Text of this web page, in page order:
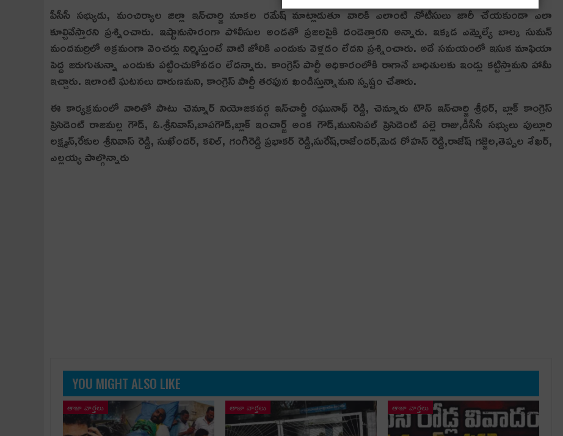
పీసీసీ స‌భ్యుడు, మంచిర్యాల జిల్లా ఇన్‌చార్జి నూక‌ల రమేష్ మాట్లాడుతూ వారికి ఎలాంటి నోటీసులు జారీ చేయ‌కుండా ఎలా
కూల్చివేస్తార‌ని ప్ర‌శ్నించారు. ఇష్టానుసారంగా పోలీసుల అండతో ప్ర‌జ‌ల‌పైకి దండెత్తార‌ని అన్నారు. ఇక్క‌డ ఎమ్మెల్యే బాల్క సుమ‌న్
మంద‌మ‌ర్రిలో అక్ర‌మంగా వెంచ‌ర్లు నిర్మిస్తుంటే వాటి జోలికి ఎందుకు వెళ్ల‌డం లేద‌ని ప్ర‌శ్నించారు. అదే స‌మ‌యంలో ఇసుక మాఫియా
పెద్ద జ‌రుగుతున్నా ఎందుకు ప‌ట్టించుకోవ‌డం లేద‌న్నారు. కాంగ్రెస్ పార్టీ అధికారంలోకి రాగానే బాధితుల‌కు ఇండ్లు క‌ట్టిస్తామ‌ని హామీ
ఇచ్చారు. ఇలాంటి ఘ‌ట‌న‌లు దారుణ‌మ‌ని, కాంగ్రెస్ పార్టీ త‌ర‌ఫున ఖండిస్తున్నామ‌ని స్ప‌ష్టం చేశారు.
ఈ కార్య‌క్ర‌మంలో వారితో పాటు చెన్నూర్ నియోజ‌క‌వ‌ర్గ ఇన్‌చార్జీ రఘునాథ్‌ రెడ్డి, చెన్నూరు టౌన్ ఇన్‌చార్జి శ్రీధర్, బ్లాక్ కాంగ్రెస్
ప్రెసిడెంట్ రాజమల్ల గౌడ్, ఓ.శ్రీనివాస్,బాపగౌడ్,బ్లాక్ ఇంచార్జ్ అంక గౌడ్,మునిసిపల్ ప్రెసిడెంట్ పల్లె రాజు,డీసీసీ స‌భ్యులు పుల్లూరి
లక్ష్మన్,రేకుల శ్రీనివాస్ రెడ్డి, సుఖేందర్, కలిల్, గంగిరెడ్డి ప్రభాకర్ రెడ్డి,సురేష్,రాజేందర్,మెడ రోహన్ రెడ్డి,రాజేష్ గజ్జెల,తెప్పల శేఖర్,
ఎల్లయ్య పాల్గొన్నారు
YOU MIGHT ALSO LIKE
తాజా వార్తలు తాజా వార్తలు తాజా వార్తలు